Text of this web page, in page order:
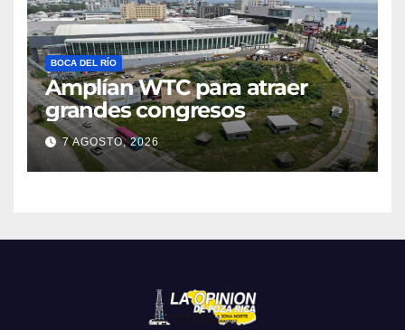
BOCA DEL RÍO
Amplían WTC para atraer
grandes congresos
7 AGOSTO, 2026